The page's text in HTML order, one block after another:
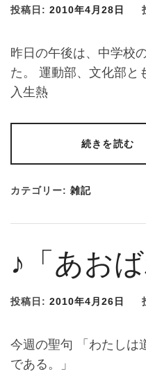
投稿日: 2010年4月28日
昨日の午後は、中学校
た。 運動部、文化部と
入生熱
続きを読む
カテゴリー: 雑記
♪「あお
投稿日: 2010年4月26日
今週の聖句 「わたしは
であ